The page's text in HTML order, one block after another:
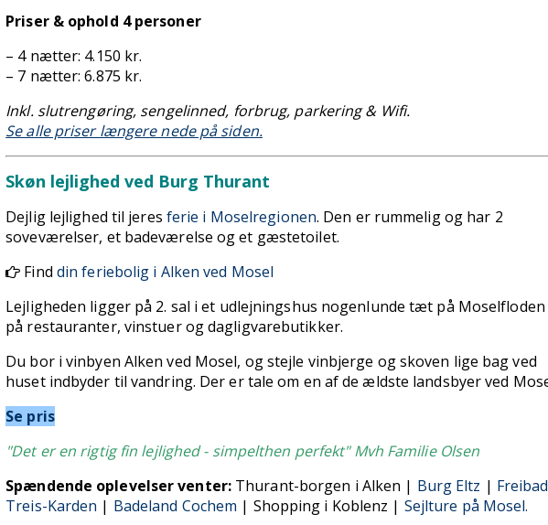
Priser & ophold 4 personer
– 4 nætter: 4.150 kr.
– 7 nætter: 6.875 kr.
Inkl. slutrengøring, sengelinned, forbrug, parkering & Wifi.
Se alle priser længere nede på siden.
Skøn lejlighed ved Burg Thurant
Dejlig lejlighed til jeres ferie i Moselregionen. Den er rummelig og har 2
soveværelser, et badeværelse og et gæstetoilet.
Find din feriebolig i Alken ved Mosel
Lejligheden ligger på 2. sal i et udlejningshus nogenlunde tæt på
på restauranter, vinstuer og dagligvarebutikker.
Du bor i vinbyen Alken ved Mosel, og stejle vinbjerge og skoven lige bag ved
huset indbyder til vandring. Der er tale om en af de ældste landsbyer ved
Se pris
"Det er en rigtig fin lejlighed - simpelthen perfekt" Mvh Familie Olsen
Spændende oplevelser venter: Thurant-borgen i Alken | Burg Eltz | Freibad
Treis-Karden | Badeland Cochem | Shopping i Koblenz | Sejlture på Mosel.